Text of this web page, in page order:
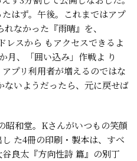
はず。午後。これまではアプ
なかった『雨晴』を、
レスから もアクセスできるよ
月、「囲い込み」作戦よ り
プリ利用者が増えるのではな
ないようだったら、元に戻せば
昭和堂。Kさんがいつもの笑顔
た4冊の印刷・製本は、すべ
良太『方向性詩篇』の別丁